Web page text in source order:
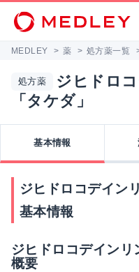
MEDLEY > 薬 > 処方薬一覧
処方薬
ジヒドロ
「タケダ」
基本情報
ジヒドロコデイン
基本情報
ジヒドロコデイン
概要